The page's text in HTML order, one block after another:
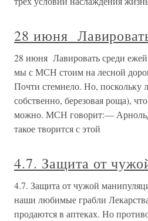
28 июня
28 июня Лавировать среди
мы с МСН стоим на лесной
Почти стемнело. Но, поскольку
собственно, березовая роща),
можно. МСН говорит:—
такое творится с этой
4.7. Защита от
4.7. Защита от чужой
наши любимые грабли
продаются в аптеках. Но